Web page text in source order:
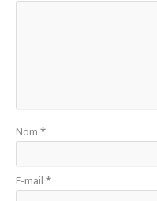
Nom *
E-mail *